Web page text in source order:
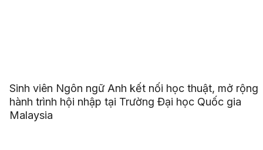
Sinh viên Ngôn ngữ Anh kết nối học thuật, mở rộng
hành trình hội nhập tại Trường Đại học Quốc gia
Malaysia